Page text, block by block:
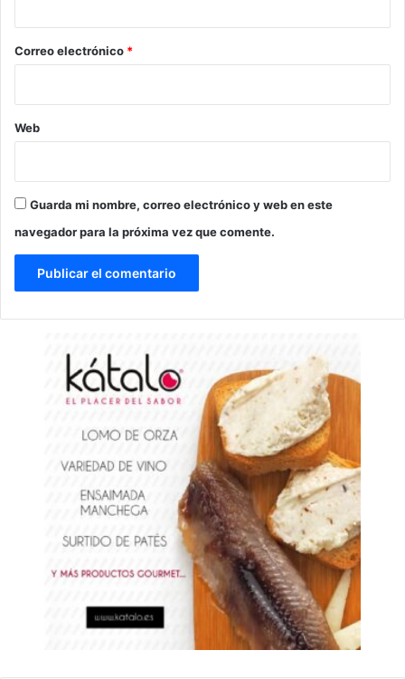
*
Correo electrónico *
Web
Guarda mi nombre, correo electrónico y web en este
navegador para la próxima vez que comente.